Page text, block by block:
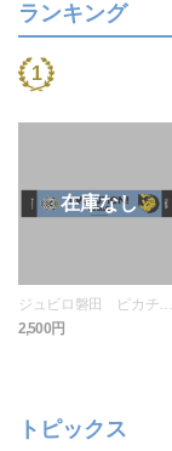
ランキング
ジュビロ磐田 ピカチュ
ウ タオルマフラー
2,500円
トピックス